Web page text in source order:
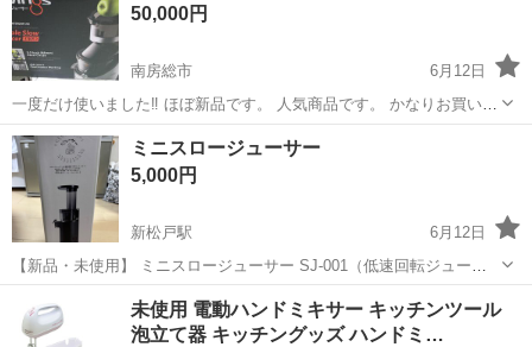
市》 人気の工場のお仕事 ◇電...
50,000円
南房総市
6月12日
一度だけ使いました‼️ ほぼ新品です。 人気商品です。 かなりお買い得
ですよ‼️ 定価結構お高いです❗️ 発送も出来ます‼️
千葉 南房総市
ミニスロージューサー
5,000円
新松戸駅
6月12日
【新品・未使用】 ミニスロージューサー SJ-001（低速回転ジューサ
ー） 【商品状態】 新品・未使用品です。 ギフトでいただきました
が、使用する機会がないため未開封のまま大切に保管しておりまし
た。（撮影と中身確認のために...
新松戸駅 キッチン家電 スロージューサー
未使用 電動ハンドミキサー キッチンツール
泡立て器 キッチングッズ ハンドミ…